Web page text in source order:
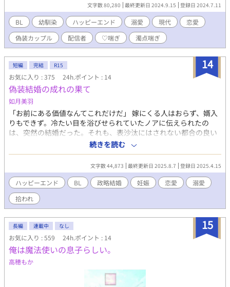
性だ。それで彼氏がいて、圭は彼女側。だが、それも配信の時だ
け。圭たちが配信する番組は、表だっての恋人同士に過ぎず。偽
装結婚ならぬ、偽装恋人関係だった。 始まりはいつも突然。久し
ぶりに再会した幼馴染が、ふとした拍子に言ったのだ。 「なぁ、
圭。俺とさ、ネットで番組配信しない？」 「は？」 「あ、ジャン
ルはカップルチャンネルね。俺と圭は、恋人同士って設定で宜し
く」 「は？？」 どういうことだ？ と理解が追い付かないまま、
圭は幼馴染と偽装恋人関係のカップルチャンネルを始めることに
なり────。 ＊＊＊＊＊＊＊＊＊ お気軽にコメント頂けると嬉
しいです
文字数 80,280 最終更新日 2024.9.15 登録日 2024.7.11
BL 幼馴染 ハッピーエンド 溺愛 現代
恋愛
偽装カップル
配信者 ♡喘ぎ 濁点喘ぎ
14
短編 完結 R15
お気に入り : 375 24h.ポイント : 14
偽装結婚の成れの果て
如月美羽
「お前にある価値なんてこれだけだ」 嫁にくる人はおらず、婿入
りもできず。冷たい目を浴びせられていたノアに伝えられたの
は、突然の結婚だった。それも、表沙汰にはされない都合の良い
形式結婚。 新しい生活が始まって、どうにか慣れてきたころ、ノ
アの身に予想外のことが起きる。
続きを読む
文字数 44,873 最終更新日 2025.8.7 登録日 2025.4.15
ハッピーエンド BL 政略結婚 妊娠 恋愛
溺愛
拾われ
15
長編 連載中 なし
お気に入り : 559 24h.ポイント : 14
俺は魔法使いの息子らしい。
高穂もか